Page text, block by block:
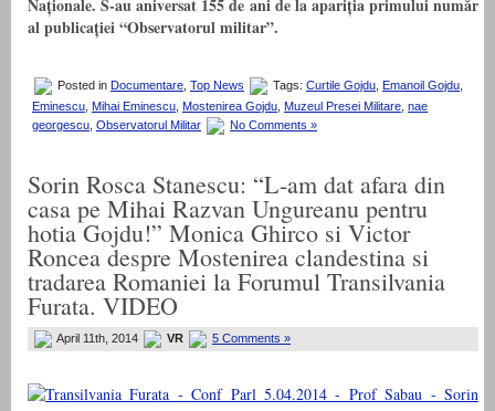
Naționale. S-au aniversat 155 de ani de la apariția primului număr
al publicației “Observatorul militar”.
Posted in Documentare Top News Tags: Curtile Gojdu Emanoil Gojdu
Eminescu Mihai Eminescu Mostenirea Gojdu Muzeul Presei Militare nae
georgescu Observatorul Militar No Comments »
Sorin Rosca Stanescu: “L-am dat afara din
casa pe Mihai Razvan Ungureanu pentru
hotia Gojdu!” Monica Ghirco si Victor
Roncea despre Mostenirea clandestina si
tradarea Romaniei la Forumul Transilvania
Furata. VIDEO
April 11th, 2014 VR 5 Comments »